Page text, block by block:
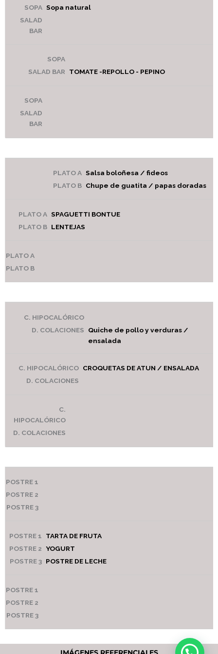
Sopa natural
TOMATE -REPOLLO - PEPINO
Salsa boloñesa / fideos
Chupe de guatita / papas doradas
SPAGUETTI BONTUE
LENTEJAS
Quiche de pollo y verduras /
ensalada
CROQUETAS DE ATUN / ENSALADA
TARTA DE FRUTA
YOGURT
POSTRE DE LECHE